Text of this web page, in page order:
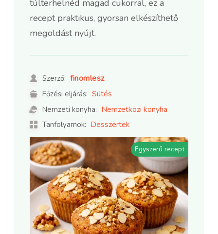
túlterhelnéd magad cukorral, ez a
recept praktikus, gyorsan elkészíthető
megoldást nyújt.
Szerző: finomlesz
Főzési eljárás: Sütés
Nemzeti konyha: Nemzetközi konyha
Tanfolyamok: Desszertek
Egyszerű recept